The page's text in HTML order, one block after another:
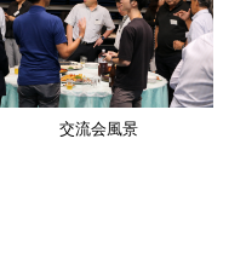
交流会風景